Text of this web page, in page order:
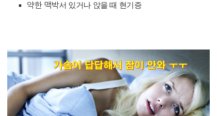
약한 맥박서 있거나 앉을 때 현기증